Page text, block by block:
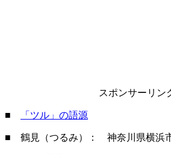
スポンサーリン
■ 「ツル」の語源
■ 鶴見（つるみ）： 神奈川県横浜